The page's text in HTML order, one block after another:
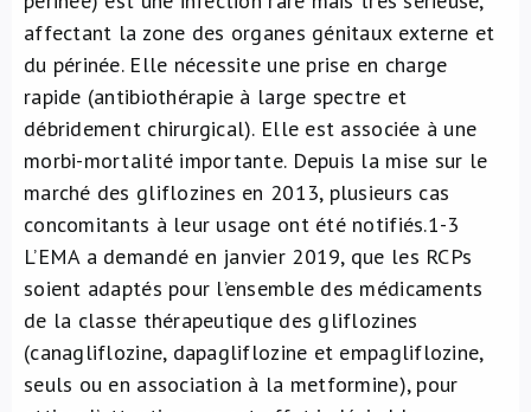
affectant la zone des organes génitaux externe et
du périnée. Elle nécessite une prise en charge
rapide (antibiothérapie à large spectre et
débridement chirurgical). Elle est associée à une
morbi-mortalité importante. Depuis la mise sur le
marché des gliflozines en 2013, plusieurs cas
concomitants à leur usage ont été notifiés.1-3
L’EMA a demandé en janvier 2019, que les RCPs
soient adaptés pour l’ensemble des médicaments
de la classe thérapeutique des gliflozines
(canagliflozine, dapagliflozine et empagliflozine,
seuls ou en association à la metformine), pour